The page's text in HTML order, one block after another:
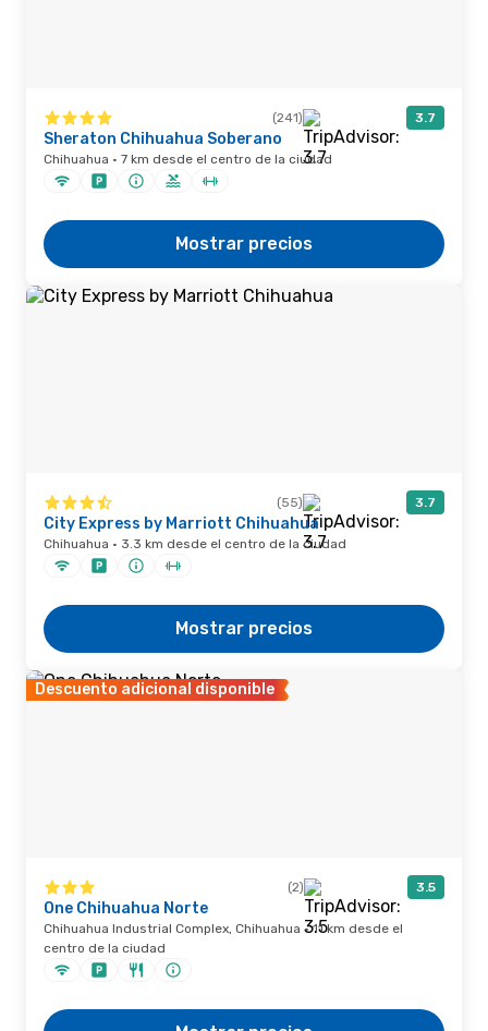
(241) 3.7
Sheraton Chihuahua Soberano
Chihuahua · 7 km desde el centro de la ciudad
Mostrar precios
(55) 3.7
City Express by Marriott Chihuahua
Chihuahua · 3.3 km desde el centro de la ciudad
Mostrar precios
Descuento adicional disponible
(2) 3.5
One Chihuahua Norte
Chihuahua Industrial Complex, Chihuahua · 11 km desde el
centro de la ciudad